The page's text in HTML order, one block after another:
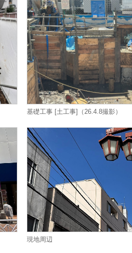
基礎工事 [土工事]（26.4.8撮影）
現地周辺